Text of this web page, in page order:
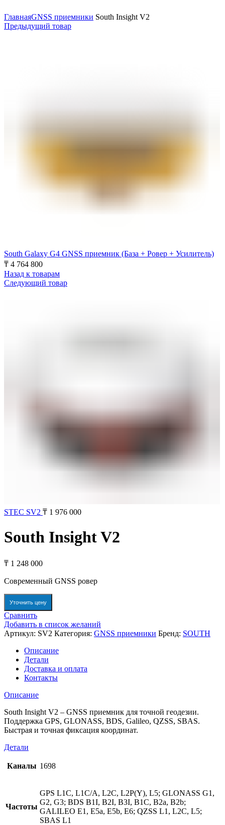
ГлавнаяGNSS приемники South Insight V2
Предыдущий товар
South Galaxy G4 GNSS приемник (База + Ровер + Усилитель)
₸ 4 764 800
Назад к товарам
Следующий товар
STEC SV2 ₸ 1 976 000
South Insight V2
₸ 1 248 000
Современный GNSS ровер
Уточнить цену
Сравнить
Добавить в список желаний
Артикул: SV2 Категория: GNSS приемники Бренд: SOUTH
Описание
Детали
Доставка и оплата
Контакты
Описание
South Insight V2 – GNSS приемник для точной геодезии.
Поддержка GPS, GLONASS, BDS, Galileo, QZSS, SBAS.
Быстрая и точная фиксация координат.
Детали
Каналы 1698
Частоты
GPS L1C, L1C/A, L2C, L2P(Y), L5; GLONASS G1,
G2, G3; BDS B1I, B2I, B3I, B1C, B2a, B2b;
GALILEO E1, E5a, E5b, E6; QZSS L1, L2C, L5;
SBAS L1